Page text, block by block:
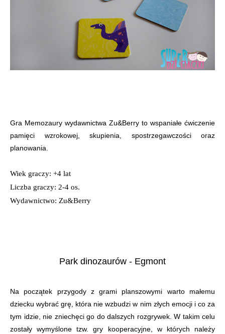
Gra Memozaury wydawnictwa Zu&Berry to wspaniałe ćwiczenie
pamięci wzrokowej, skupienia, spostrzegawczości oraz
planowania.
Wiek graczy: +4 lat
Liczba graczy: 2-4 os.
Wydawnictwo: Zu&Berry
Park dinozaurów - Egmont
Na początek przygody z grami planszowymi warto małemu
dziecku wybrać grę, która nie wzbudzi w nim złych emocji i co za
tym idzie, nie zniechęci go do dalszych rozgrywek. W takim celu
zostały wymyślone tzw. gry kooperacyjne, w których należy